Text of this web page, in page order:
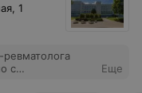
1
ревматолога
с
Еще